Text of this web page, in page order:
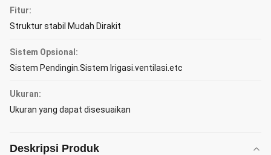
Fitur:
Struktur stabil Mudah Dirakit
Sistem Opsional:
Sistem Pendingin.Sistem Irigasi.ventilasi.etc
Ukuran:
Ukuran yang dapat disesuaikan
Deskripsi Produk